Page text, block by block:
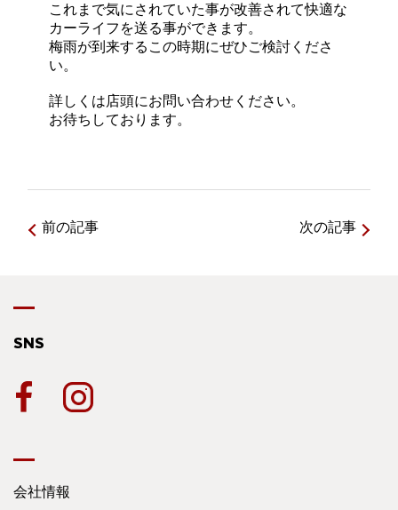
これまで気にされていた事が改善されて快適な
カーライフを送る事ができます。
梅雨が到来するこの時期にぜひご検討くださ
い。
詳しくは店頭にお問い合わせください。
お待ちしております。
前の記事 次の記事
SNS
会社情報